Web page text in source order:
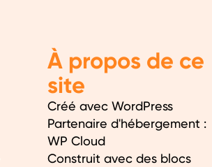
À propos de ce
site
Créé avec WordPress
Partenaire d'hébergement :
WP Cloud
Construit avec des blocs